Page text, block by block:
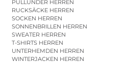
PULLUNDER HERREN
RUCKSÄCKE HERREN
SOCKEN HERREN
SONNENBRILLEN HERREN
SWEATER HERREN
T-SHIRTS HERREN
UNTERHEMDEN HERREN
WINTERJACKEN HERREN